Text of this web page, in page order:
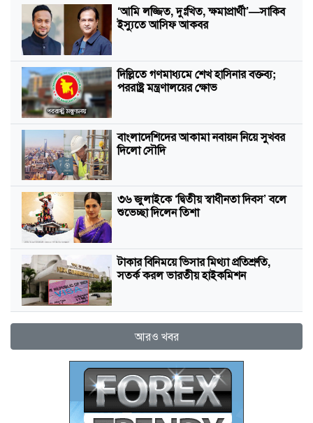
‘আমি লজ্জিত, দুঃখিত, ক্ষমাপ্রার্থী’—সাকিব
ইস্যুতে আসিফ আকবর
দিল্লিতে গণমাধ্যমে শেখ হাসিনার বক্তব্য;
পররাষ্ট্র মন্ত্রণালয়ের ক্ষোভ
বাংলাদেশিদের আকামা নবায়ন নিয়ে সুখবর
দিলো সৌদি
৩৬ জুলাইকে ‘দ্বিতীয় স্বাধীনতা দিবস’ বলে
শুভেচ্ছা দিলেন তিশা
টাকার বিনিময়ে ভিসার মিথ্যা প্রতিশ্রুতি,
সতর্ক করল ভারতীয় হাইকমিশন
আরও খবর